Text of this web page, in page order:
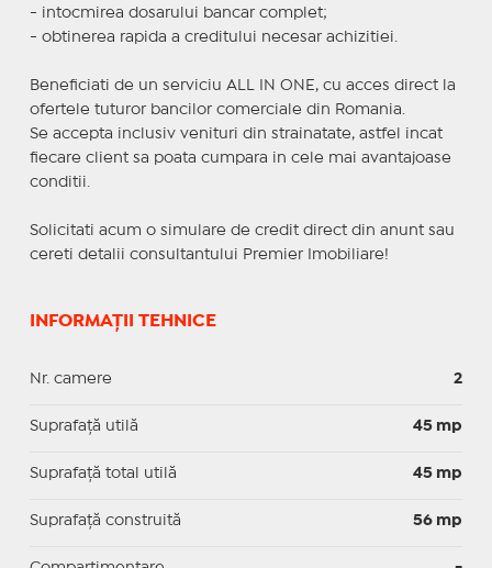
- intocmirea dosarului bancar complet;
- obtinerea rapida a creditului necesar achizitiei.
Beneficiati de un serviciu ALL IN ONE, cu acces direct la
ofertele tuturor bancilor comerciale din Romania.
Se accepta inclusiv venituri din strainatate, astfel incat
fiecare client sa poata cumpara in cele mai avantajoase
conditii.
Solicitati acum o simulare de credit direct din anunt sau
cereti detalii consultantului Premier Imobiliare!
INFORMAȚII TEHNICE
Nr. camere 2
Suprafaţă utilă 45 mp
Suprafaţă total utilă 45 mp
Suprafaţă construită 56 mp